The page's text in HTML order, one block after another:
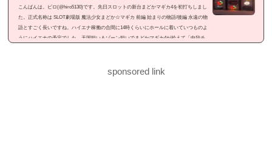
こんばんは。ピロ(@hiro5130)です。先日スロットの新台まどかマギカ4を初打ちしまし
た。正式名称は SLOT劇場版 魔法少女まどか☆マギカ 前編 始まりの物語/後編 永遠の物
語とすごく長いですね。ハイエナ稼働の合間に14時くらいにホールに着いていつものよ
うにハイエナの予定でした。天国狙い＆ゾーン狙いでまどかマギカ4が拾えて「中段チ
sponsored link